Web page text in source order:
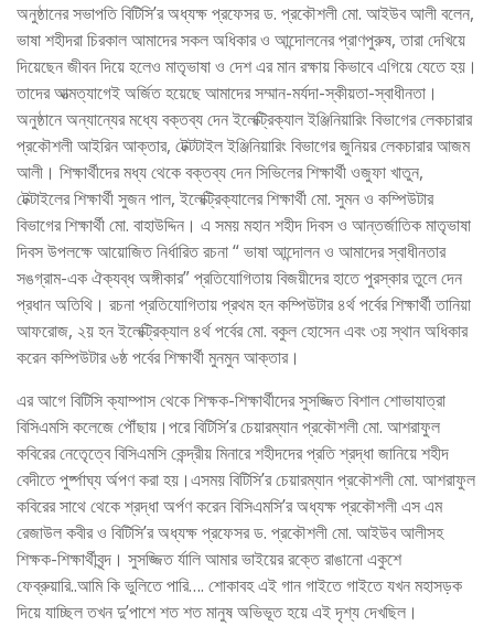
অনুষ্ঠানের সভাপতি বিটিসি’র অধ্যক্ষ প্রফেসর ড. প্রকৌশলী মো. আইউব আলী বলেন,
ভাষা শহীদরা চিরকাল আমাদের সকল অধিকার ও আন্দোলনের প্রাণপুরুষ, তারা দেখিয়ে
দিয়েছেন জীবন দিয়ে হলেও মাতৃভাষা ও দেশ এর মান রক্ষায় কিভাবে এগিয়ে যেতে হয়।
তাদের আত্মত্যাগেই অর্জিত হয়েছে আমাদের সম্মান-মর্যদা-স্কীয়তা-স্বাধীনতা।
অনুষ্ঠানে অন্যান্যের মধ্যে বক্তব্য দেন ইলেক্ট্রিক্যাল ইঞ্জিনিয়ারিং বিভাগের লেকচারার
প্রকৌশলী আইরিন আক্তার, টেক্টটাইল ইঞ্জিনিয়ারিং বিভাগের জুনিয়র লেকচারার আজম
আলী। শিক্ষার্থীদের মধ্য থেকে বক্তব্য দেন সিভিলের শিক্ষার্থী ওজুফা খাতুন,
টেক্টাইলের শিক্ষার্থী সুজন পাল, ইলেক্ট্রিক্যালের শিক্ষার্থী মো. সুমন ও কম্পিউটার
বিভাগের শিক্ষার্থী মো. বাহাউদ্দিন। এ সময় মহান শহীদ দিবস ও আন্তর্জাতিক মাতৃভাষা
দিবস উপলক্ষে আয়োজিত নির্ধারিত রচনা “ ভাষা আন্দোলন ও আমাদের স্বাধীনতার
সঙগ্রাম-এক ঐক্যব্ধ অঙ্গীকার” প্রতিযোগিতায় বিজয়ীদের হাতে পুরস্কার তুলে দেন
প্রধান অতিথি। রচনা প্রতিযোগিতায় প্রথম হন কম্পিউটার ৪র্থ পর্বের শিক্ষার্থী তানিয়া
আফরোজ, ২য় হন ইলেক্ট্রিক্যাল ৪র্থ পর্বের মো. বকুল হোসেন এবং ৩য় স্থান অধিকার
করেন কম্পিউটার ৬ষ্ঠ পর্বের শিক্ষার্থী মুনমুন আক্তার।
এর আগে বিটিসি ক্যাম্পাস থেকে শিক্ষক-শিক্ষার্থীদের সুসজ্জিত বিশাল শোভাযাত্রা
বিসিএমসি কলেজে পৌঁছায়।পরে বিটিসি’র চেয়ারম্যান প্রকৌশলী মো. আশরাফুল
কবিরের নেতেৃত্বে বিসিএমসি কেন্দ্রীয় মিনারে শহীদদের প্রতি শ্রদ্ধা জানিয়ে শহীদ
বেদীতে পুর্ষ্পাঘ্য র্অপণ করা হয়।এসময় বিটিসি’র চেয়ারম্যান প্রকৌশলী মো. আশরাফুল
কবিরের সাথে থেকে শ্রদ্ধা অর্পণ করেন বিসিএমসি’র অধ্যক্ষ প্রকৌশলী এস এম
রেজাউল কবীর ও বিটিসি’র অধ্যক্ষ প্রফেসর ড. প্রকৌশলী মো. আইউব আলীসহ
শিক্ষক-শিক্ষার্থীবৃন্দ। সুসজ্জিত র্যালি আমার ভাইয়ের রক্তে রাঙানো একুশে
ফেব্রুয়ারি..আমি কি ভুলিতে পারি…. শোকাবহ এই গান গাইতে গাইতে যখন মহাসড়ক
দিয়ে যাচ্ছিল তখন দু’পাশে শত শত মানুষ অভিভূত হয়ে এই দৃশ্য দেখছিল।